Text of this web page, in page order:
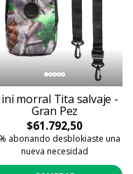
morral Tita salvaje -
Gran Pez
$61.792,50
abonando desblokiaste una
nueva necesidad